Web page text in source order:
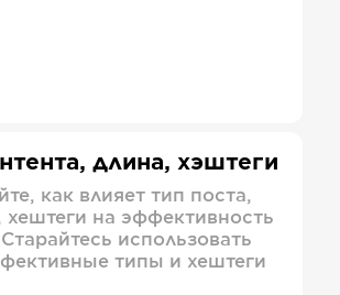
длина, хэштеги
как влияет тип поста,
хештеги на эффективность
использовать
типы и хештеги